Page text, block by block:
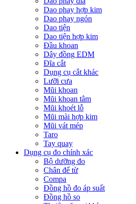
Dao phay hợp kim
Dao phay ngón
Dao tiện
Dao tiện hợp kim
Đầu khoan
Dây đồng EDM
Đĩa cắt
Dụng cụ cắt khác
Lưỡi cưa
Mũi khoan
Mũi khoan tâm
Mũi khoét lỗ
Mũi mài hợp kim
Mũi vát mép
Taro
Tay quay
Dụng cụ đo chính xác
Bộ dưỡng đo
Chân đế từ
Compa
Đồng hồ đo áp suất
Đồng hồ so